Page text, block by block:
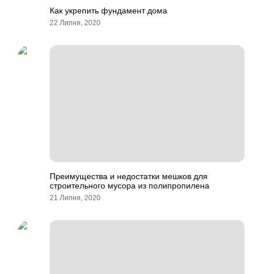
Как укрепить фундамент дома
22 Липня, 2020
Преимущества и недостатки мешков для
строительного мусора из полипропилена
21 Липня, 2020